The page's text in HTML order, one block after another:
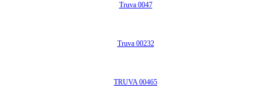
Truva 0047
Truva 00232
TRUVA 00465